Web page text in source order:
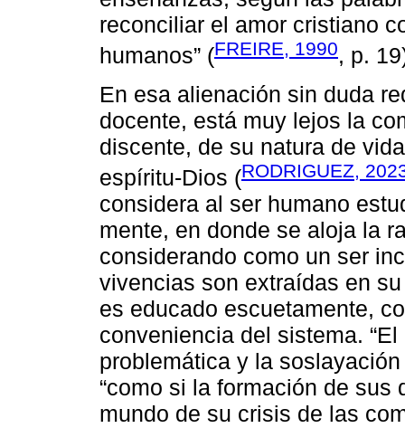
reconciliar el amor cristiano
humanos” (FREIRE, 1990, p.
En esa alienación sin duda
docente, está muy lejos la
discente, de su natura de
espíritu-Dios (RODRIGUEZ,
considera al ser humano
mente, en donde se aloja la
considerando como un ser
vivencias son extraídas en
es educado escuetamente,
conveniencia del sistema.
problemática y la
“como si la formación de
mundo de su crisis de las